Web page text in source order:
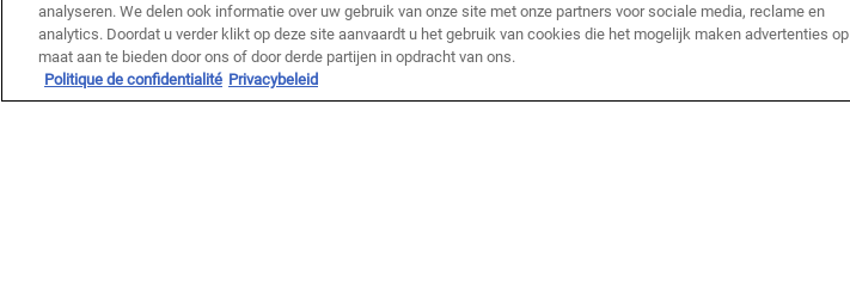
analyseren. We delen ook informatie over uw gebruik van onze site met onze partners voor sociale media, reclame en
analytics. Doordat u verder klikt op deze site aanvaardt u het gebruik van cookies die het mogelijk maken advertenties op
maat aan te bieden door ons of door derde partijen in opdracht van ons.
Politique de confidentialité Privacybeleid